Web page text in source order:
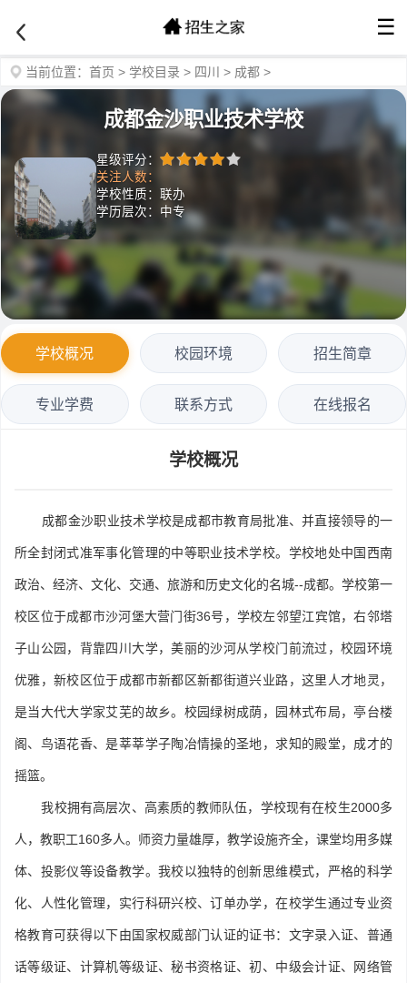
☰
当前位置： 首页 > 学校目录 > 四川 > 成都 >
成都金沙职业技术学校
星级评分：
关注人数：
学校性质：联办
学历层次：中专
学校概况 校园环境 招生简章
专业学费 联系方式 在线报名
学校概况
成都金沙职业技术学校是成都市教育局批准、并直接领导的一
所全封闭式准军事化管理的中等职业技术学校。学校地处中国西南
政治、经济、文化、交通、旅游和历史文化的名城--成都。学校第一
校区位于成都市沙河堡大营门街36号，学校左邻望江宾馆，右邻塔
子山公园，背靠四川大学，美丽的沙河从学校门前流过，校园环境
优雅，新校区位于成都市新都区新都街道兴业路，这里人才地灵，
是当大代大学家艾芜的故乡。校园绿树成荫，园林式布局，亭台楼
阁、鸟语花香、是莘莘学子陶冶情操的圣地，求知的殿堂，成才的
摇篮。
我校拥有高层次、高素质的教师队伍，学校现有在校生2000多
人，教职工160多人。师资力量雄厚，教学设施齐全，课堂均用多媒
体、投影仪等设备教学。我校以独特的创新思维模式，严格的科学
化、人性化管理，实行科研兴校、订单办学，在校学生通过专业资
格教育可获得以下由国家权威部门认证的证书：文字录入证、普通
话等级证、计算机等级证、秘书资格证、初、中级会计证、网络管